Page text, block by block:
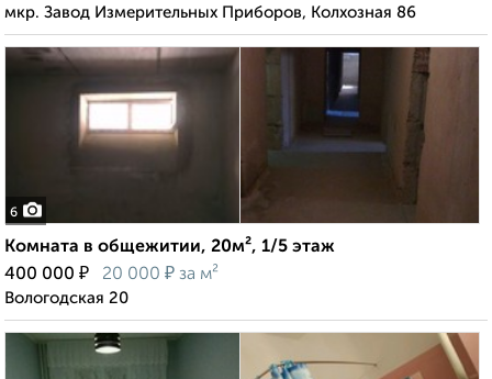
мкр. Завод Измерительных Приборов, Колхозная 86
6
Комната в общежитии, 20м², 1/5 этаж
400 000 ₽ 20 000 ₽ за м²
Вологодская 20